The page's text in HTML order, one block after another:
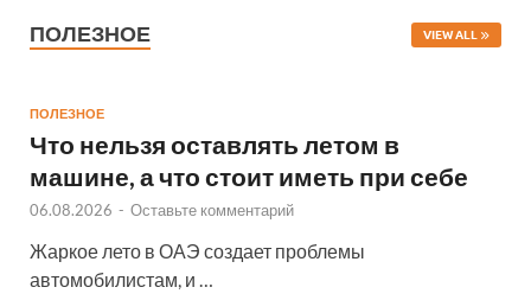
ПОЛЕЗНОЕ VIEW ALL
ПОЛЕЗНОЕ
Что нельзя оставлять летом в
машине, а что стоит иметь при себе
06.08.2026 - Оставьте комментарий
Жаркое лето в ОАЭ создает проблемы
автомобилистам, и …